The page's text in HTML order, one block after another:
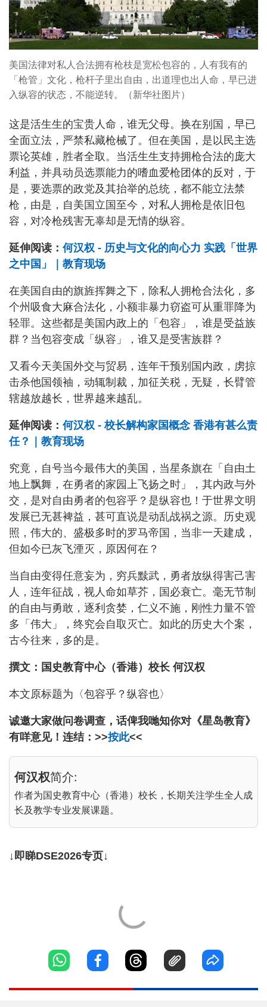
美国法律对私人合法拥有枪枝是宽松包容的，人有我有的
「枪管」文化，枪杆子里出自由，出道理也出人命，早已进
入纵容的状态，不能逆转。（新华社图片）
这是活生生的宝贵人命，谁无父母。换在别国，早已
全面立法，严禁私藏枪械了。但在美国，是以民主选
票论英雄，胜者全取。当活生生支持拥枪合法的庞大
利益，并具动员选票能力的嗜血爱枪团体的反对，于
是，要选票的政党及其抬举的总统，都不能立法禁
枪，由是，自美国立国至今，对私人拥枪是依旧包
容，对冷枪残害无辜却是无情的纵容。
延伸阅读： 何汉权 - 历史与文化的向心力 实践「世界
之中国」｜教育现场
在美国自由的旗旌挥舞之下，除私人拥枪合法化，多
个州吸食大麻合法化，小额非暴力窃盗可从重罪降为
轻罪。这些都是美国内政上的「包容」，谁是受益族
群？当包容变成「纵容」，谁又是受害族群？
又看今天美国外交与贸易，连年干预别国内政，虏掠
击杀他国领袖，动辄制裁，加征关税，无疑，长臂管
辖越放越长，世界越来越乱。
延伸阅读： 何汉权 - 校长解构家国概念 香港有甚么责
任？｜教育现场
究竟，自号当今最伟大的美国，当星条旗在「自由土
地上飘舞，在勇者的家园上飞扬之时」，其内政与外
交，是对自由勇者的包容乎？是纵容也！于世界文明
发展已无甚裨益，甚可直说是动乱战祸之源。历史观
照，伟大的、盛极多时的罗马帝国，当非一天建成，
但如今已灰飞湮灭，原因何在？
当自由变得任意妄为，穷兵黩武，勇者放纵得害己害
人，连年征战，视人命如草芥，国必衰亡。毫无节制
的自由与勇敢，逐利贪婪，仁义不施，刚性力量不管
多「伟大」，终究会自取灭亡。如此的历史大个案，
古今往来，多的是。
撰文：国史教育中心（香港）校长 何汉权
本文原标题为〈包容乎？纵容也〉
诚邀大家做问卷调查，话俾我哋知你对《星岛教育》
有咩意见！连结：>>按此<<
何汉权简介:
作者为国史教育中心（香港）校长，长期关注学生全人成
长及教学专业发展课题。
↓即睇DSE2026专页↓